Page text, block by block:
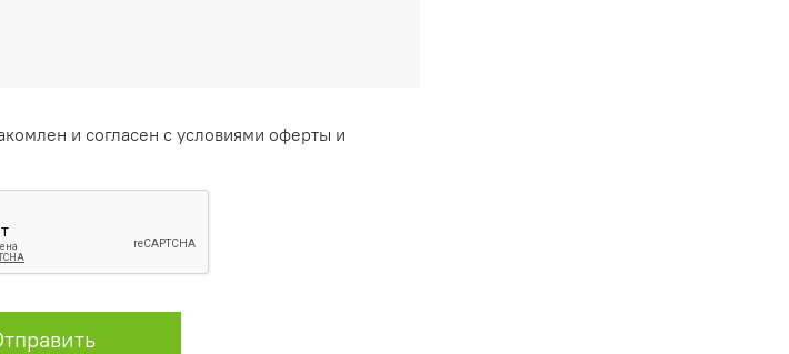
и согласен с условиями оферты и